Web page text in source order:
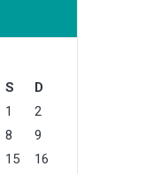
S
D
1
2
8
9
15
16